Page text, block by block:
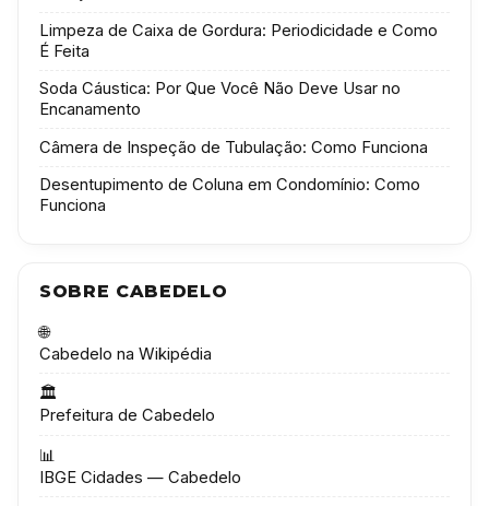
Limpeza de Caixa de Gordura: Periodicidade e Como
É Feita
Soda Cáustica: Por Que Você Não Deve Usar no
Encanamento
Câmera de Inspeção de Tubulação: Como Funciona
Desentupimento de Coluna em Condomínio: Como
Funciona
SOBRE CABEDELO
🌐
Cabedelo na Wikipédia
🏛️
Prefeitura de Cabedelo
📊
IBGE Cidades — Cabedelo